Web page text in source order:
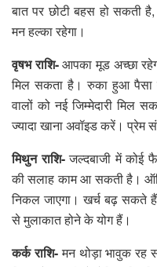
बात पर छोटी बहस हो सकती
मन हल्का रहेगा।
वृषभ राशि-आपका मूड अच्छा
मिल सकता है। रुका हुआ पैसा
वालों को नई जिम्मेदारी मिल
ज्यादा खाना अवॉइड करें। प्रेम
मिथुन राशि-जल्दबाजी में कोई
की सलाह काम आ सकती है।
निकल जाएगा। खर्च बढ़ सकते
से मुलाकात होने के योग हैं।
कर्क राशि-मन थोड़ा भावुक रह